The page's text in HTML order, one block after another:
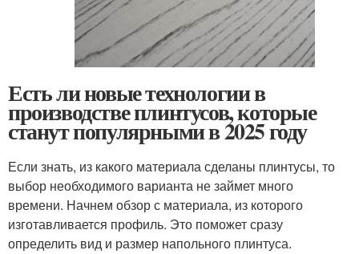
Есть ли новые технологии в
производстве плинтусов, которые
станут популярными в 2025 году
Если знать, из какого материала сделаны плинтусы, то
выбор необходимого варианта не займет много
времени. Начнем обзор с материала, из которого
изготавливается профиль. Это поможет сразу
определить вид и размер напольного плинтуса.